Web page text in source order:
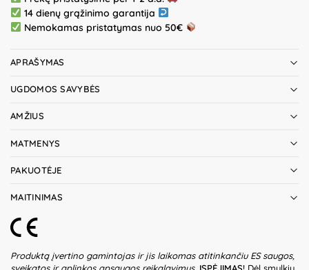
14 dienų grąžinimo garantija
Nemokamas pristatymas nuo 50€
APRAŠYMAS
UGDOMOS SAVYBĖS
AMŽIUS
MATMENYS
PAKUOTĖJE
MAITINIMAS
Produktą įvertino gamintojas ir jis laikomas atitinkančiu ES saugos,
sveikatos ir aplinkos apsaugos reikalavimus. ĮSPĖJIMAS! Dėl smulkių